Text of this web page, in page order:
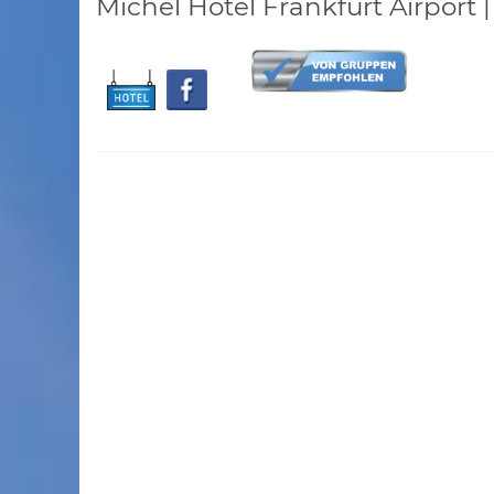
Michel Hotel Frankfurt Airport